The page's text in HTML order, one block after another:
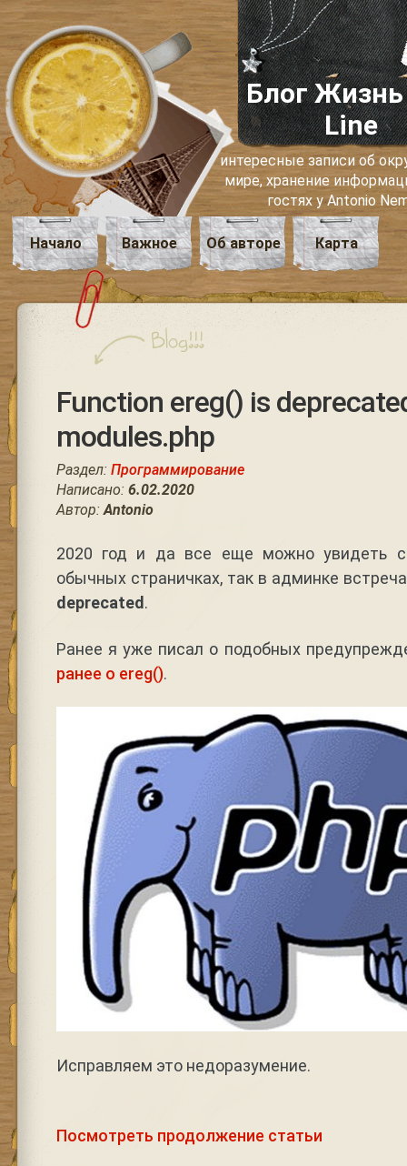
Блог Жизнь
Line
интересные записи об
мире, хранение
гостях у Antonio
Начало Важное Об авторе Карта
Function ereg() is
modules.php
Раздел: Программирование
Написано: 6.02.2020
Автор:Antonio
2020 год и да все еще можно увидеть
обычных страничках, так в админке
deprecated.
Ранее я уже писал о подобных
ранее о ereg().
Исправляем это недоразумение.
Посмотреть продолжение статьи